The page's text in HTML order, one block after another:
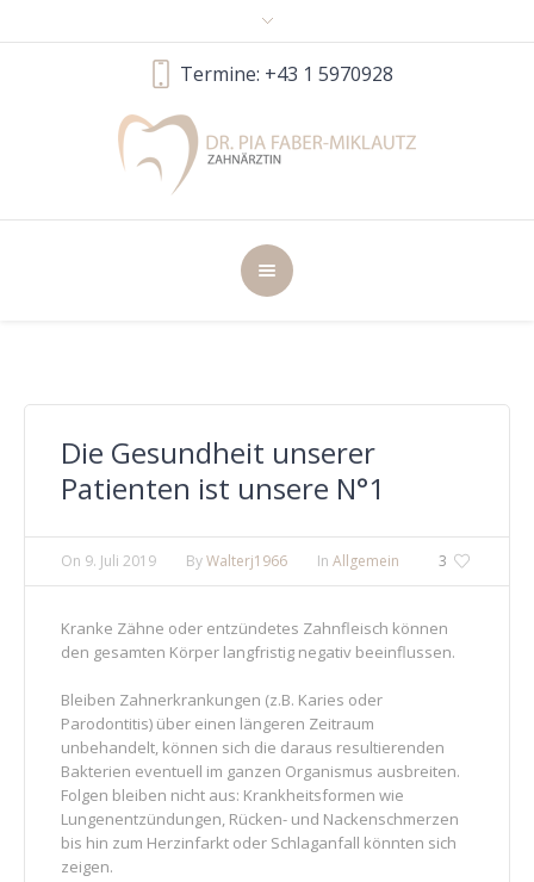
Termine: +43 1 5970928
Die Gesundheit unserer
Patienten ist unsere N°1
3
On 9. Juli 2019 ByWalterj1966 In Allgemein
Kranke Zähne oder entzündetes Zahnfleisch können
den gesamten Körper langfristig negativ beeinflussen.
Bleiben Zahnerkrankungen (z.B. Karies oder
Parodontitis) über einen längeren Zeitraum
unbehandelt, können sich die daraus resultierenden
Bakterien eventuell im ganzen Organismus ausbreiten.
Folgen bleiben nicht aus: Krankheitsformen wie
Lungenentzündungen, Rücken- und Nackenschmerzen
bis hin zum Herzinfarkt oder Schlaganfall könnten sich
zeigen.